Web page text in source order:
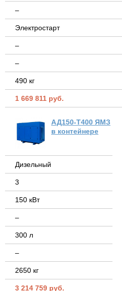
–
Электростарт
–
–
490 кг
1 669 811 руб.
АД150-Т400 ЯМЗ
в контейнере
Дизельный
3
150 кВт
–
300 л
–
2650 кг
3 214 759 руб.